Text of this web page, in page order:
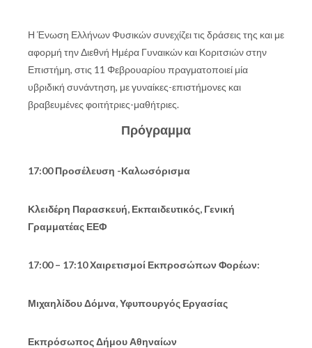
Η Ένωση Ελλήνων Φυσικών συνεχίζει τις δράσεις της και με
αφορμή την Διεθνή Ημέρα Γυναικών και Κοριτσιών στην
Επιστήμη, στις 11 Φεβρουαρίου πραγματοποιεί μία
υβριδική συνάντηση, με γυναίκες-επιστήμονες και
βραβευμένες φοιτήτριες-μαθήτριες.
Πρόγραμμα
17:00 Προσέλευση -Καλωσόρισμα
Κλειδέρη Παρασκευή, Εκπαιδευτικός, Γενική
Γραμματέας ΕΕΦ
17:00 – 17:10 Χαιρετισμοί Εκπροσώπων Φορέων:
Μιχαηλίδου Δόμνα, Υφυπουργός Εργασίας
Εκπρόσωπος Δήμου Αθηναίων